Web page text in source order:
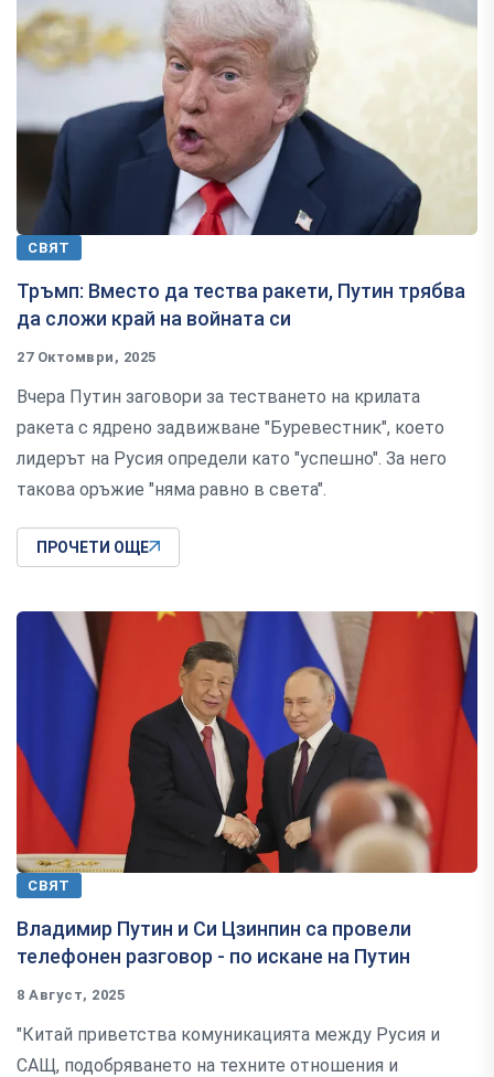
СВЯТ
Тръмп: Вместо да тества ракети, Путин трябва
да сложи край на войната си
27 Октомври, 2025
Вчера Путин заговори за тестването на крилата
ракета с ядрено задвижване "Буревестник", което
лидерът на Русия определи като "успешно". За него
такова оръжие "няма равно в света".
ПРОЧЕТИ ОЩЕ
СВЯТ
Владимир Путин и Си Цзинпин са провели
телефонен разговор - по искане на Путин
8 Август, 2025
"Китай приветства комуникацията между Русия и
САЩ, подобряването на техните отношения и